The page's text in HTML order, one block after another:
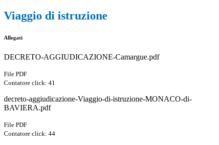
Viaggio di istruzione
Allegati
DECRETO-AGGIUDICAZIONE-Camargue.pdf
File PDF
Contatore click: 41
decreto-aggiudicazione-Viaggio-di-istruzione-MONACO-di-
BAVIERA.pdf
File PDF
Contatore click: 44